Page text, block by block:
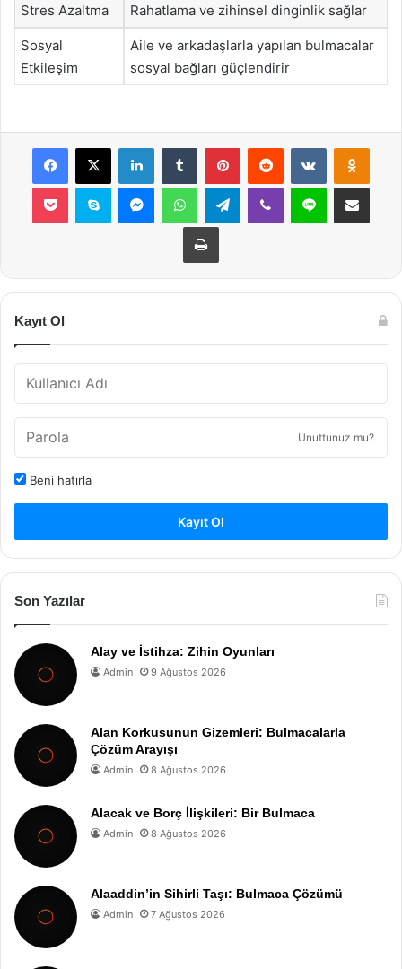
Stres Azaltma Rahatlama ve zihinsel dinginlik sağlar
Sosyal
Etkileşim
Aile ve arkadaşlarla yapılan bulmacalar
sosyal bağları güçlendirir
Facebook
X LinkedInTumblr PinterestReddit VKontakte
Pocket Skype MessengerWhatsAppTelegramViber Line E-Posta ile
Yazdır
Kayıt Ol
Unuttunuz mu?
Beni hatırla
Kayıt Ol
Son Yazılar
Alay ve İstihza: Zihin Oyunları
Admin 9 Ağustos 2026
Alan Korkusunun Gizemleri: Bulmacalarla
Çözüm Arayışı
Admin 8 Ağustos 2026
Alacak ve Borç İlişkileri: Bir Bulmaca
Admin 8 Ağustos 2026
Alaaddin’in Sihirli Taşı: Bulmaca Çözümü
Admin 7 Ağustos 2026